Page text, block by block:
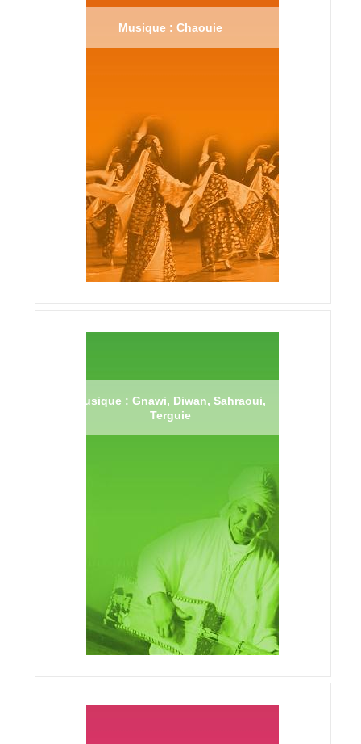
Musique : Chaouie
Musique : Gnawi, Diwan, Sahraoui,
Terguie